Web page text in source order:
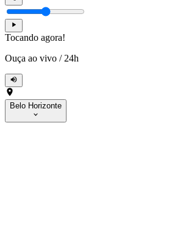
Tocando agora!
Ouça ao vivo / 24h
Belo Horizonte